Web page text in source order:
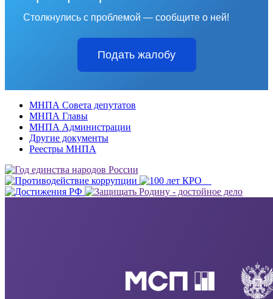
Столкнулись с проблемой — сообщите о ней!
Подать жалобу
МНПА Совета депутатов
МНПА Главы
МНПА Администрации
Другие документы
Реестры МНПА